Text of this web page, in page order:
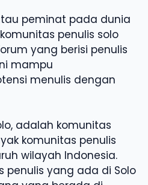
peminat pada dunia
penulis solo
yang berisi penulis
mampu
menulis dengan
adalah komunitas
komunitas penulis
wilayah Indonesia.
penulis yang ada di Solo